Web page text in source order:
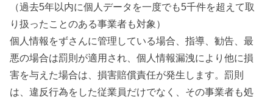
（過去5年以内に個人データを一度でも5千件を超えて取
り扱ったことのある事業者も対象）
個人情報をずさんに管理している場合、指導、勧告、最
悪の場合は罰則が適用され、個人情報漏洩により他に損
害を与えた場合は、損害賠償責任が発生します。罰則
は、違反行為をした従業員だけでなく、その事業者も処